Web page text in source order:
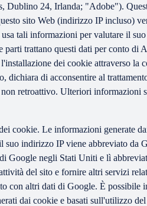
24, Irlanda; "Adobe").
sito Web (indirizzo IP incluso)
tali informazioni per valutare il
trattano questi dati per conto di
dei cookie attraverso la
dichiara di acconsentire al
retroattivo. Ulteriori informazioni
cookie. Le informazioni generate
indirizzo IP viene abbreviato da
Google negli Stati Uniti e lì
del sito e fornire altri servizi
altri dati di Google. È possibile
dai cookie e basati sull'utilizzo